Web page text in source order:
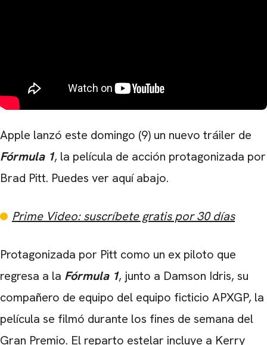
Apple lanzó este domingo (9) un nuevo tráiler de
Fórmula 1, la película de acción protagonizada por
Brad Pitt. Puedes ver aquí abajo.
Prime Video: suscríbete gratis por 30 días
Protagonizada por Pitt como un ex piloto que
regresa a la Fórmula 1, junto a Damson Idris, su
compañero de equipo del equipo ficticio APXGP, la
película se filmó durante los fines de semana del
Gran Premio. El reparto estelar incluye a Kerry